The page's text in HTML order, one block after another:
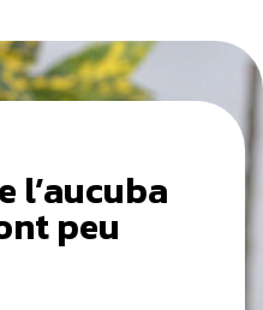
l’aucuba
peu